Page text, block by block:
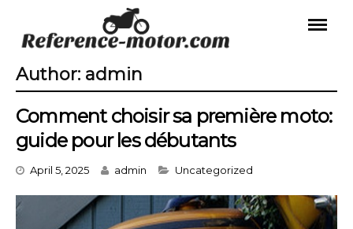
content
Author: admin
Comment choisir sa première moto:
guide pour les débutants
April 5, 2025 admin Categories
Uncategorized